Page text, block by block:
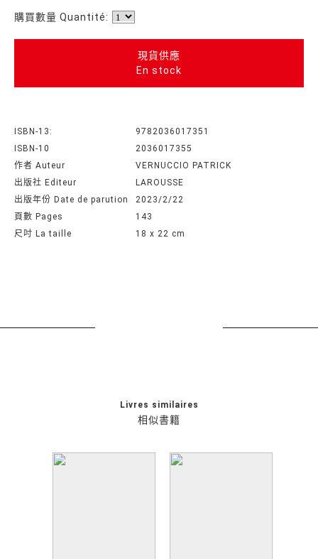
購買數量 Quantité:
現貨供應
En stock
ISBN-13:
9782036017351
ISBN-10
2036017355
作者 Auteur
VERNUCCIO PATRICK
出版社 Editeur
LAROUSSE
出版年份 Date de parution
2023/2/22
頁數 Pages
143
尺吋 La taille
18 x 22 cm
相似書籍
Livres similaires